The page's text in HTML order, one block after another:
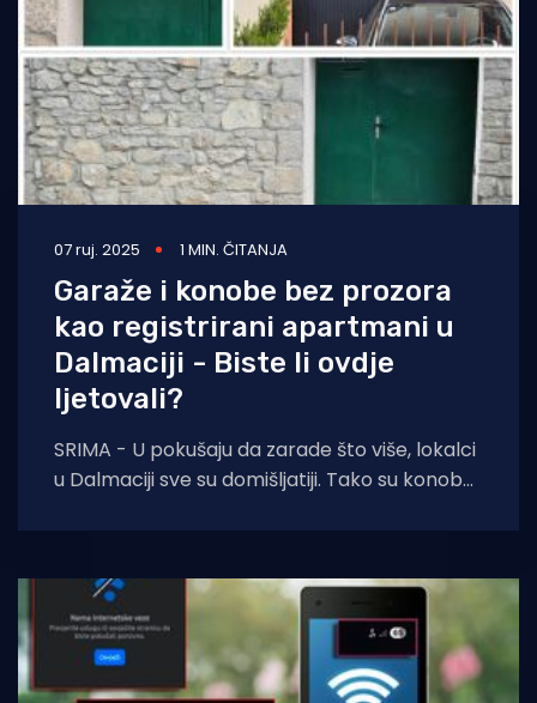
07 ruj. 2025 1 MIN. ČITANJA
Garaže i konobe bez prozora
kao registrirani apartmani u
Dalmaciji - Biste li ovdje
ljetovali?
SRIMA - U pokušaju da zarade što više, lokalci
u Dalmaciji sve su domišljatiji. Tako su konobe